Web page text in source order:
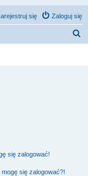
Zaloguj się
się
się zalogować!
się zalogować?!